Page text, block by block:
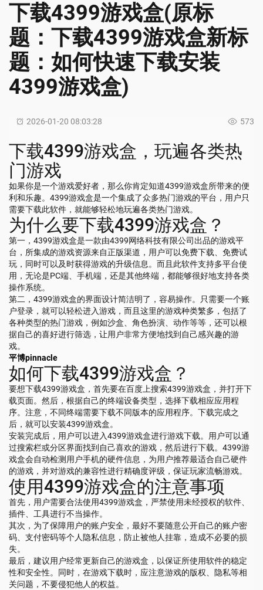
下载4399游戏盒(原标
题：下载4399游戏盒新标
题：如何快速下载安装
4399游戏盒)
2026-01-20 08:03:28 573
下载4399游戏盒，玩遍各类热
门游戏
如果你是一个游戏爱好者，那么你肯定知道4399游戏盒所带来的便
利和乐趣。4399游戏盒是一个集成了众多热门游戏的平台，用户只
需要下载此软件，就能够轻松地玩遍各类热门游戏。
为什么要下载4399游戏盒？
第一，4399游戏盒是一款由4399网络科技有限公司出品的游戏平
台，所集成的游戏资源来自正版渠道，用户可以免费下载、免费试
玩，同时可以及时获得游戏的升级信息。而且此软件支持多平台使
用，无论是PC端、手机端，还是其他终端，都能够很好地支持各类
操作系统。
第二，4399游戏盒的界面设计简洁明了，容易操作。只需要一个账
户登录，就可以轻松进入游戏，而且这里的游戏种类繁多，包括了
各种类型的热门游戏，例如沙盒、角色扮演、动作等等，还可以根
据自己的喜好进行筛选，让用户非常方便地找到自己感兴趣的游
戏。
平博pinnacle
如何下载4399游戏盒？
要想下载4399游戏盒，首先要在百度上搜索4399游戏盒，并打开下
载页面。然后，根据自己的终端设备类型，选择下载相应应用程
序。注意，不同终端需要下载不同版本的应用程序。下载完成之
后，就可以安装4399游戏盒。
安装完成后，用户可以进入4399游戏盒进行游戏下载。用户可以通
过搜索栏或分区界面找到自己喜欢的游戏，然后进行下载。4399游
戏盒会自动检测用户手机的硬件信息，为用户推荐最适合自己硬件
的游戏，并对游戏的兼容性进行精确度评级，保证玩家流畅游戏。
使用4399游戏盒的注意事项
首先，用户需要合法使用4399游戏盒，严禁使用未经授权的软件、
插件、工具进行不当操作。
其次，为了保障用户的账户安全，最好不要随意公开自己的账户密
码、支付密码等个人隐私信息，防止被他人挂靠，造成不必要的损
失。
最后，建议用户经常更新自己的游戏盒，以保证所使用软件的稳定
性和安全性。同时，在游戏下载时，应注意游戏的版权、隐私等相
关问题，不要侵犯他人的权益。